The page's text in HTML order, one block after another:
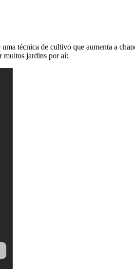
técnica de cultivo que aumenta a
muitos jardins por aí: